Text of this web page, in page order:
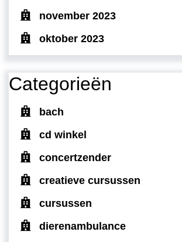
november 2023
oktober 2023
Categorieën
bach
cd winkel
concertzender
creatieve cursussen
cursussen
dierenambulance